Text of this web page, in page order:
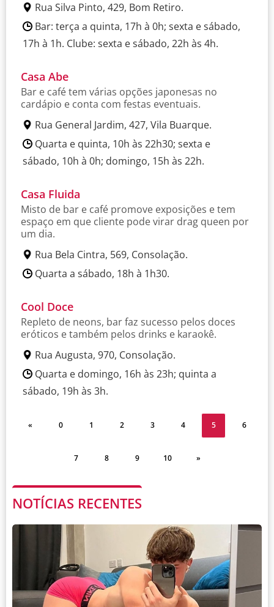
Rua Silva Pinto, 429, Bom Retiro.
Bar: terça a quinta, 17h à 0h; sexta e sábado,
17h à 1h. Clube: sexta e sábado, 22h às 4h.
Casa Abe
Bar e café tem várias opções japonesas no
cardápio e conta com festas eventuais.
Rua General Jardim, 427, Vila Buarque.
Quarta e quinta, 10h às 22h30; sexta e
sábado, 10h à 0h; domingo, 15h às 22h.
Casa Fluida
Misto de bar e café promove exposições e tem
espaço em que cliente pode virar drag queen por
um dia.
Rua Bela Cintra, 569, Consolação.
Quarta a sábado, 18h à 1h30.
Cool Doce
Repleto de neons, bar faz sucesso pelos doces
eróticos e também pelos drinks e karaokê.
Rua Augusta, 970, Consolação.
Quarta e domingo, 16h às 23h; quinta a
sábado, 19h às 3h.
« 0 1 2 3 4 5 6
7 8 9 10 »
NOTÍCIAS RECENTES